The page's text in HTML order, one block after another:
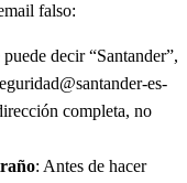
falso:
decir “Santander”,
es-
completa, no
: Antes de hacer